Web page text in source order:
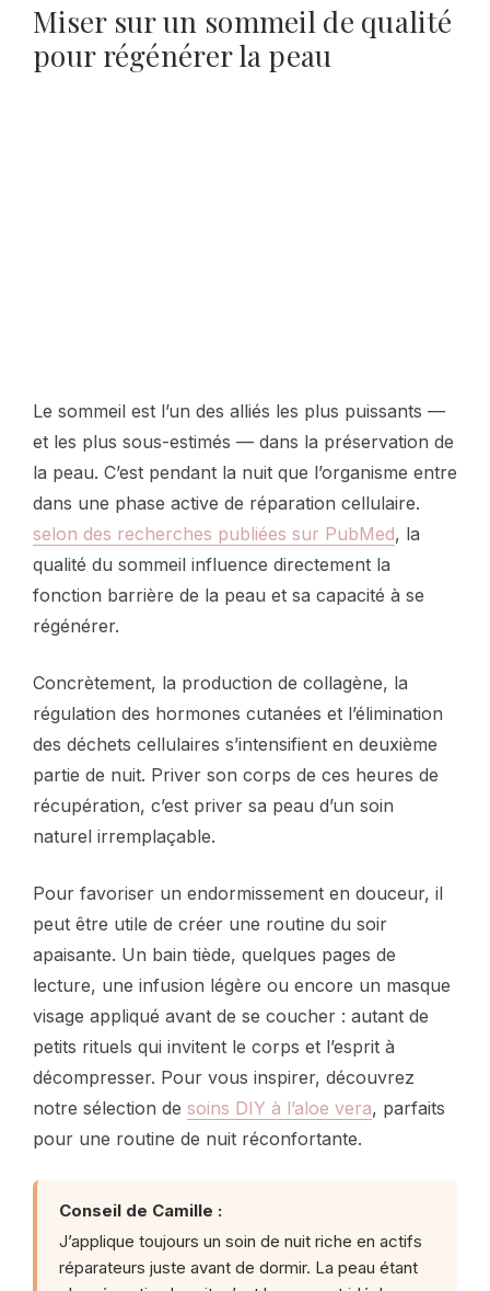
Miser sur un sommeil de qualité
pour régénérer la peau
Le sommeil est l’un des alliés les plus puissants —
et les plus sous-estimés — dans la préservation de
la peau. C’est pendant la nuit que l’organisme entre
dans une phase active de réparation cellulaire.
selon des recherches publiées sur PubMed, la
qualité du sommeil influence directement la
fonction barrière de la peau et sa capacité à se
régénérer.
Concrètement, la production de collagène, la
régulation des hormones cutanées et l’élimination
des déchets cellulaires s’intensifient en deuxième
partie de nuit. Priver son corps de ces heures de
récupération, c’est priver sa peau d’un soin
naturel irremplaçable.
Pour favoriser un endormissement en douceur, il
peut être utile de créer une routine du soir
apaisante. Un bain tiède, quelques pages de
lecture, une infusion légère ou encore un masque
visage appliqué avant de se coucher : autant de
petits rituels qui invitent le corps et l’esprit à
décompresser. Pour vous inspirer, découvrez
notre sélection de soins DIY à l’aloe vera, parfaits
pour une routine de nuit réconfortante.
Conseil de Camille :
J’applique toujours un soin de nuit riche en actifs
réparateurs juste avant de dormir. La peau étant